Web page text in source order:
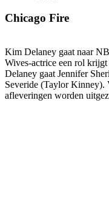
Chicago Fire
Kim Delaney gaat naar
Wives-actrice een rol krijgt
Delaney gaat Jennifer
Severide (Taylor Kinney).
afleveringen worden